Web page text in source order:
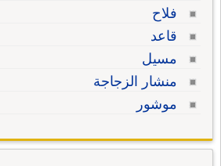
فلاح
قاعد
مسيل
منشار الزجاجة
موشور